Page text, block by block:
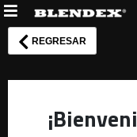
REGRESAR